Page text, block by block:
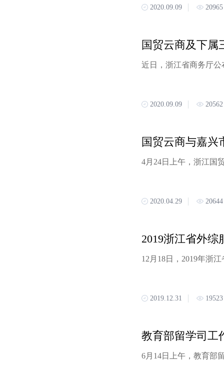
2020.09.09 20965
2020.09.09 20562
国贸云商与嘉兴
2020.04.29 20644
2019.12.31 19523